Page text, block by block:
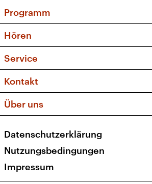
Programm
Sendungen und Podcasts
Musikliste
Kakadu – Das Kinderprogramm
Hören
Frequenzen (UKW + DAB+)
Service
FAQ
Apps
Newsletter
Veranstaltungen
Kontakt
Social Media
Über uns
Presse
Karriere
Transparenz
Datenschutzerklärung
Nutzungsbedingungen
Impressum